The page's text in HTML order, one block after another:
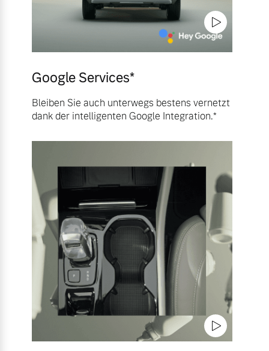
Google Services*
Bleiben Sie auch unterwegs bestens vernetzt
dank der intelligenten Google Integration.*